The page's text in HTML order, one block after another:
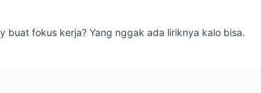
buat fokus kerja? Yang nggak ada liriknya kalo bisa.